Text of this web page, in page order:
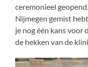
ceremonieel
Nijmegen gemist
je nog één kans
de hekken van de